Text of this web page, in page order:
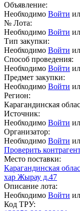
Объявление:
Необходимо Войти
№ Лота:
Необходимо Войти
Тип закупки:
Необходимо Войти
Способ проведения:
Необходимо Войти
Предмет закупки:
Необходимо Войти
Регион:
Карагандинская
Источник:
Необходимо Войти
Организатор:
Необходимо Войти
Проверить
Место поставки:
Карагандинская
хар Жырау д.47
Описание лота:
Необходимо Войти
Код ТРУ: